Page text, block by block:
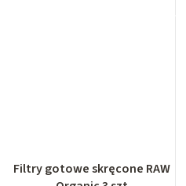
Filtry gotowe skręcone RAW